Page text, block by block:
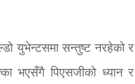
युभेन्टसमा सन्तुष्ट नरहेको र
भएसँगै पिएसजीको ध्यान र